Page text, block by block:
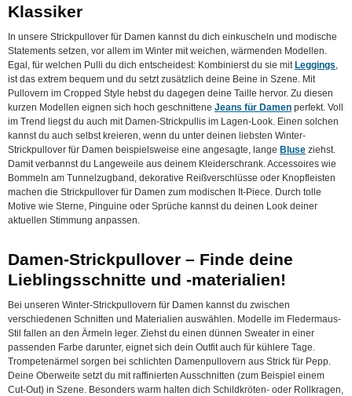
Klassiker
In unsere Strickpullover für Damen kannst du dich einkuscheln und modische
Statements setzen, vor allem im Winter mit weichen, wärmenden Modellen.
Egal, für welchen Pulli du dich entscheidest: Kombinierst du sie mit Leggings
ist das extrem bequem und du setzt zusätzlich deine Beine in Szene. Mit
Pullovern im Cropped Style hebst du dagegen deine Taille hervor. Zu diesen
kurzen Modellen eignen sich hoch geschnittene Jeans für Damen perfekt. Voll
im Trend liegst du auch mit Damen-Strickpullis im Lagen-Look. Einen solchen
kannst du auch selbst kreieren, wenn du unter deinen liebsten Winter-
Strickpullover für Damen beispielsweise eine angesagte, lange Bluse ziehst.
Damit verbannst du Langeweile aus deinem Kleiderschrank. Accessoires wie
Bommeln am Tunnelzugband, dekorative Reißverschlüsse oder Knopfleisten
machen die Strickpullover für Damen zum modischen It-Piece. Durch tolle
Motive wie Sterne, Pinguine oder Sprüche kannst du deinen Look deiner
aktuellen Stimmung anpassen.
Damen-Strickpullover – Finde deine
Lieblingsschnitte und -materialien!
Bei unseren Winter-Strickpullovern für Damen kannst du zwischen
verschiedenen Schnitten und Materialien auswählen. Modelle im Fledermaus-
Stil fallen an den Ärmeln leger. Ziehst du einen dünnen Sweater in einer
passenden Farbe darunter, eignet sich dein Outfit auch für kühlere Tage.
Trompetenärmel sorgen bei schlichten Damenpullovern aus Strick für Pepp.
Deine Oberweite setzt du mit raffinierten Ausschnitten (zum Beispiel einem
Cut-Out) in Szene. Besonders warm halten dich Schildkröten- oder Rollkragen,